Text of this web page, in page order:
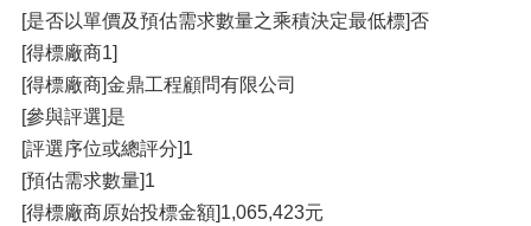
[是否以單價及預估需求數量之乘積決定最低標]否
[得標廠商1]
[得標廠商]金鼎工程顧問有限公司
[參與評選]是
[評選序位或總評分]1
[預估需求數量]1
[得標廠商原始投標金額]1,065,423元